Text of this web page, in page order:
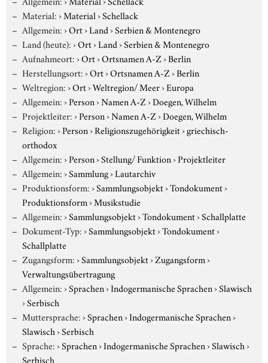
Material:›Material›Schellack
Allgemein:›Ort›Land›Serbien & Montenegro
Land (heute):›Ort›Land›Serbien & Montenegro
Aufnahmeort:›Ort›Ortsnamen A-Z›Berlin
Herstellungsort:›Ort›Ortsnamen A-Z›Berlin
Weltregion:›Ort›Weltregion/ Meer›Europa
Allgemein:›Person›Namen A-Z›Doegen, Wilhelm
Projektleiter:›Person›Namen A-Z›Doegen, Wilhelm
Religion:›Person›Religionszugehörigkeit›griechisch-
orthodox
Allgemein:›Person›Stellung/ Funktion›Projektleiter
Allgemein:›Sammlung›Lautarchiv
Produktionsform:›Sammlungsobjekt›Tondokument›
Produktionsform›Musikstudie
Allgemein:›Sammlungsobjekt›Tondokument›Schallplatte
Dokument-Typ:›Sammlungsobjekt›Tondokument›
Schallplatte
Zugangsform:›Sammlungsobjekt›Zugangsform›
Verwaltungsübertragung
Allgemein:›Sprachen›Indogermanische Sprachen›Slawisch
›Serbisch
Muttersprache:›Sprachen›Indogermanische Sprachen›
Slawisch›Serbisch
Sprache:›Sprachen›Indogermanische Sprachen›Slawisch›
Serbisch